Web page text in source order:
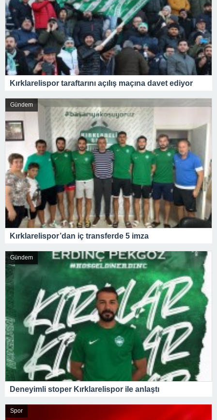
Kırklarelispor taraftarını açılış maçına davet ediyor
Gündem
Kırklarelispor’dan iç transferde 5 imza
Gündem
Deneyimli stoper Kırklarelispor ile anlaştı
Spor